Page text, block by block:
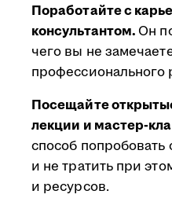
Поработайте с
консультантом. Он
чего вы не
профессионального
Посещайте
лекции и мастер-
способ
и не тратить при
и ресурсов.